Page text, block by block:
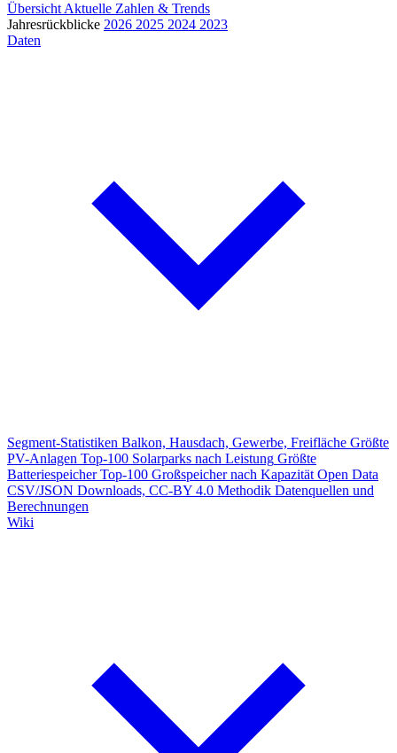
Übersicht Aktuelle Zahlen & Trends
Jahresrückblicke 2026 2025 2024 2023
Daten
Segment-Statistiken Balkon, Hausdach, Gewerbe, Freifläche Größte
PV-Anlagen Top-100 Solarparks nach Leistung Größte
Batteriespeicher Top-100 Großspeicher nach Kapazität Open Data
CSV/JSON Downloads, CC-BY 4.0 Methodik Datenquellen und
Berechnungen
Wiki